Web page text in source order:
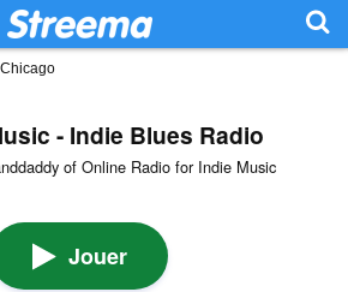
Chicago
- Indie Blues Radio
of Online Radio for Indie Music
Jouer